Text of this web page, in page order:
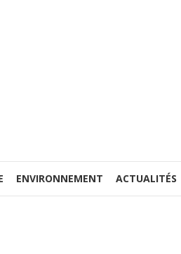
ENVIRONNEMENT ACTUALITÉS